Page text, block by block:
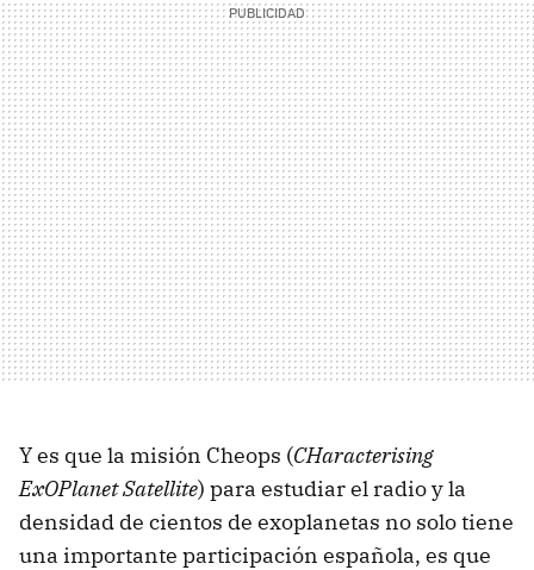
Y es que la misión Cheops (CHaracterising
ExOPlanet Satellite) para estudiar el radio y la
densidad de cientos de exoplanetas no solo tiene
una importante participación española, es que